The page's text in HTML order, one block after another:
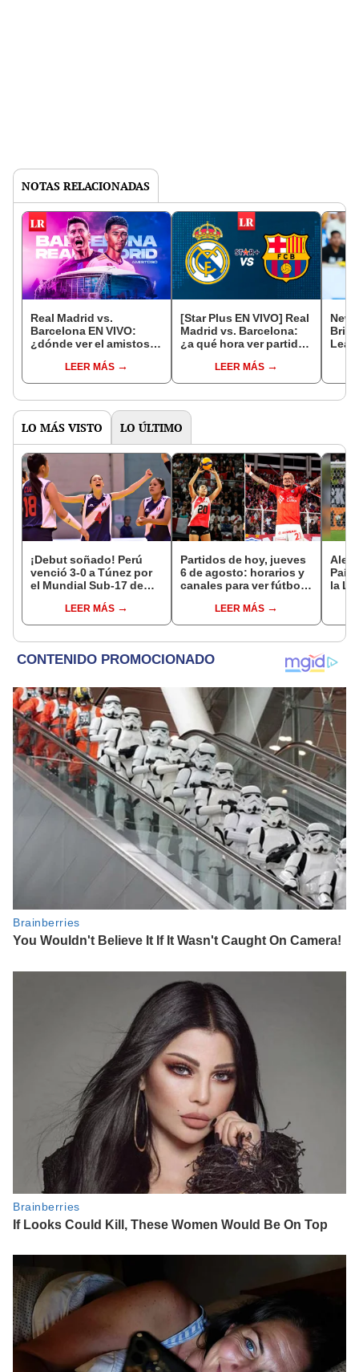
NOTAS RELACIONADAS
Real Madrid vs.
Barcelona EN VIVO:
¿dónde ver el amistoso
Tour 2023?LEER MÁS
[Star Plus EN VIVO] Real
Madrid vs. Barcelona:
¿a qué hora ver partido
LEER MÁS
LO MÁS VISTO LO ÚLTIMO
¡Debut soñado! Perú
venció 3-0 a Túnez por
el Mundial Sub-17 de
LEER MÁS
Partidos de hoy, jueves
6 de agosto: horarios y
canales para ver fútbol
LEER MÁS
la